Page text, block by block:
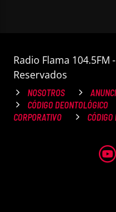
Radio Flama
Reservados
NOSOTROS
CÓDIGO DEONTOLÓGICO
CORPORATIVO
CÓDIGO